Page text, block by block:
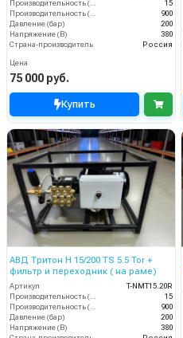
15
900
Давление (бар)
200
Напряжение (В)
380
Страна-производитель
Россия
Цена
75 000 руб.
Купить
АВД Тритон H 15/200 TS 5.5 Tor +
фильтр и переходник ( на раме)
Артикул
T-NMT15.20R
15
900
Давление (бар)
200
Напряжение (В)
380